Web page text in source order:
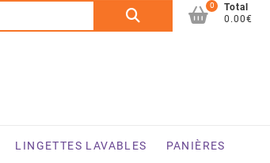
Recherche
0
Total
0.00€
LINGETTES LAVABLES PANIÈRES